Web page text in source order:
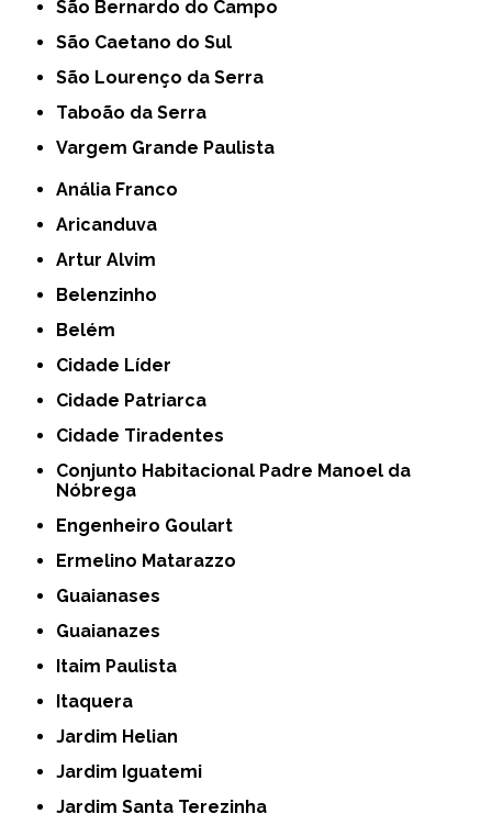
São Bernardo do Campo
São Caetano do Sul
São Lourenço da Serra
Taboão da Serra
Vargem Grande Paulista
Anália Franco
Aricanduva
Artur Alvim
Belenzinho
Belém
Cidade Líder
Cidade Patriarca
Cidade Tiradentes
Conjunto Habitacional Padre Manoel da
Nóbrega
Engenheiro Goulart
Ermelino Matarazzo
Guaianases
Guaianazes
Itaim Paulista
Itaquera
Jardim Helian
Jardim Iguatemi
Jardim Santa Terezinha